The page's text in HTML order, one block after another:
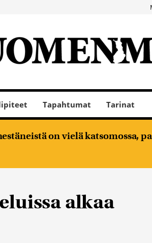
Tapahtumat Tarinat
on vielä katsomossa,
alkaa